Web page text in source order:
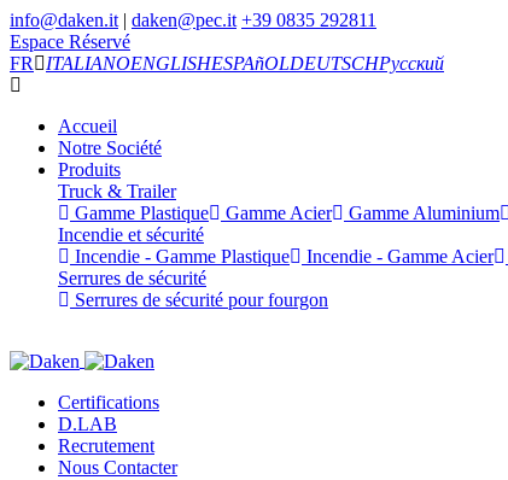
info@daken.it | daken@pec.it +39 0835 292811
Espace Réservé
FR
ITALIANOENGLISHESPAñOLDEUTSCHРусский
Accueil
Notre Société
Produits
Truck & Trailer
Gamme Plastique
Gamme Acier Gamme Aluminium
Incendie et sécurité
Incendie - Gamme Plastique
Incendie - Gamme Acier
Serrures de sécurité
Serrures de sécurité pour fourgon
Certifications
D.LAB
Recrutement
Nous Contacter